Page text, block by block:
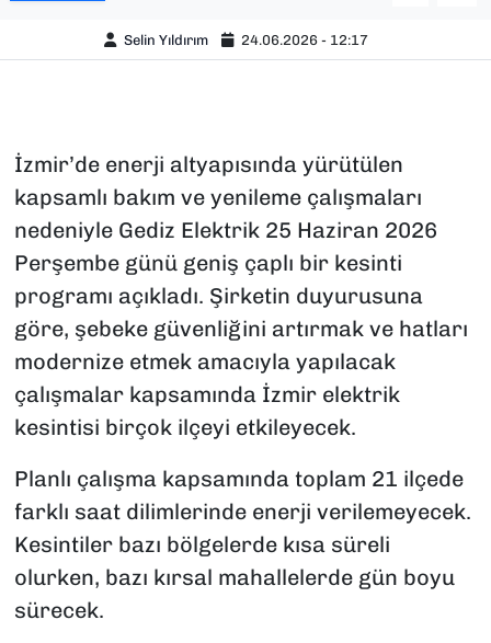
Selin Yıldırım 24.06.2026 - 12:17
İzmir’de enerji altyapısında yürütülen
kapsamlı bakım ve yenileme çalışmaları
nedeniyle Gediz Elektrik 25 Haziran 2026
Perşembe günü geniş çaplı bir kesinti
programı açıkladı. Şirketin duyurusuna
göre, şebeke güvenliğini artırmak ve hatları
modernize etmek amacıyla yapılacak
çalışmalar kapsamında İzmir elektrik
kesintisi birçok ilçeyi etkileyecek.
Planlı çalışma kapsamında toplam 21 ilçede
farklı saat dilimlerinde enerji verilemeyecek.
Kesintiler bazı bölgelerde kısa süreli
olurken, bazı kırsal mahallelerde gün boyu
sürecek.